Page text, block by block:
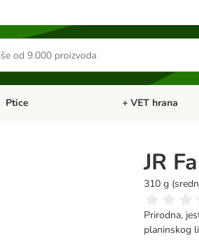
Pregled kategorija: Male životinje
Ptice Pregled kategorija:
+ VET hrana
JR
310 g
Prirodna,
planinskog